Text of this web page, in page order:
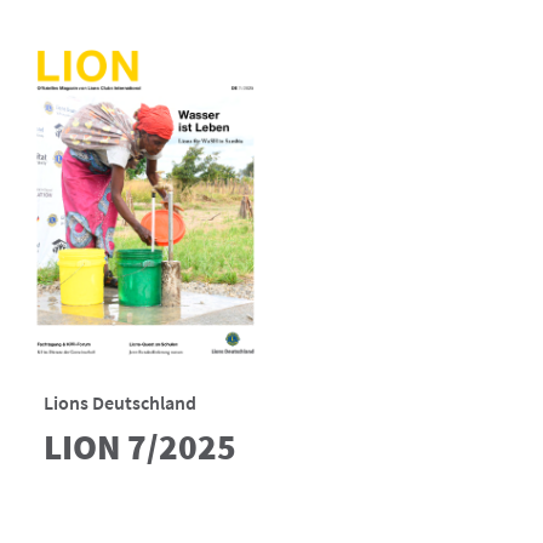
Lions Deutschland
LION 7/2025